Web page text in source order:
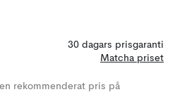
30 dagars prisgaranti
Matcha priset
rekommenderat pris på